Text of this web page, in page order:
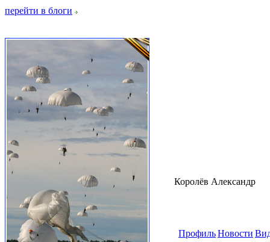
перейти в блоги
Королёв Александр
ПрофильНовости